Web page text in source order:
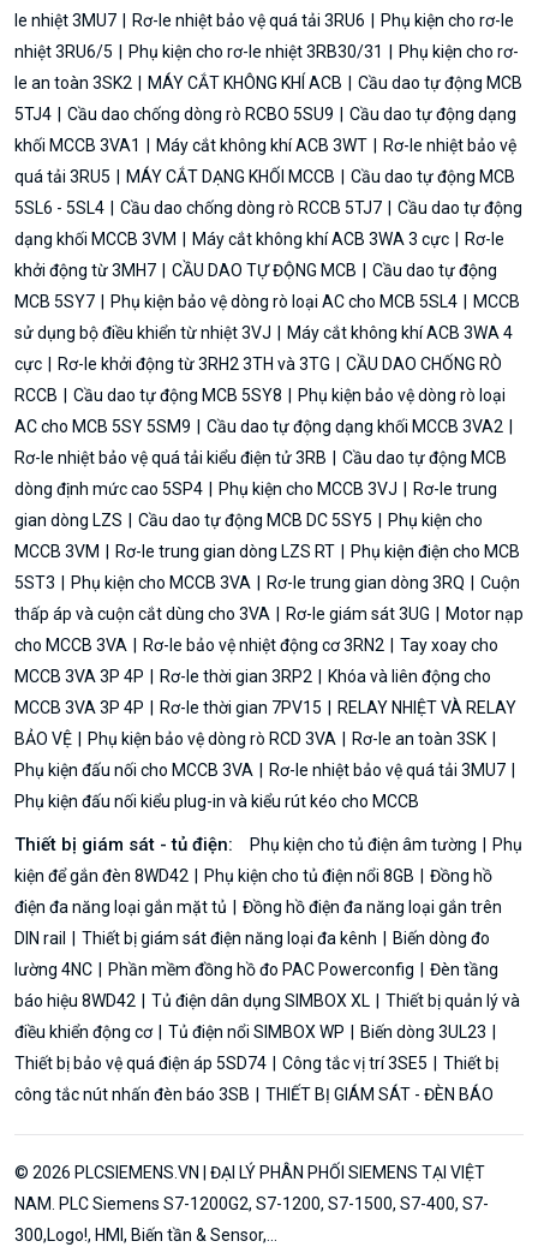
le nhiệt 3MU7
Rơ-le nhiệt bảo vệ quá tải 3RU6
Phụ kiện cho rơ-le
nhiệt 3RU6/5
Phụ kiện cho rơ-le nhiệt 3RB30/31
Phụ kiện cho rơ-
le an toàn 3SK2
MÁY CẮT KHÔNG KHÍ ACB
Cầu dao tự động MCB
5TJ4
Cầu dao chống dòng rò RCBO 5SU9
Cầu dao tự động dạng
khối MCCB 3VA1
Máy cắt không khí ACB 3WT
Rơ-le nhiệt bảo vệ
quá tải 3RU5
MÁY CẮT DẠNG KHỐI MCCB
Cầu dao tự động MCB
5SL6 - 5SL4
Cầu dao chống dòng rò RCCB 5TJ7
Cầu dao tự động
dạng khối MCCB 3VM
Máy cắt không khí ACB 3WA 3 cực
Rơ-le
khởi động từ 3MH7
CẦU DAO TỰ ĐỘNG MCB
Cầu dao tự động
MCB 5SY7
Phụ kiện bảo vệ dòng rò loại AC cho MCB 5SL4
MCCB
sử dụng bộ điều khiển từ nhiệt 3VJ
Máy cắt không khí ACB 3WA 4
cực
Rơ-le khởi động từ 3RH2 3TH và 3TG
CẦU DAO CHỐNG RÒ
RCCB
Cầu dao tự động MCB 5SY8
Phụ kiện bảo vệ dòng rò loại
AC cho MCB 5SY 5SM9
Cầu dao tự động dạng khối MCCB 3VA2
Rơ-le nhiệt bảo vệ quá tải kiểu điện tử 3RB
Cầu dao tự động MCB
dòng định mức cao 5SP4
Phụ kiện cho MCCB 3VJ
Rơ-le trung
gian dòng LZS
Cầu dao tự động MCB DC 5SY5
Phụ kiện cho
MCCB 3VM
Rơ-le trung gian dòng LZS RT
Phụ kiện điện cho MCB
5ST3
Phụ kiện cho MCCB 3VA Rơ-le trung gian dòng 3RQ
Cuộn
thấp áp và cuộn cắt dùng cho 3VA
Rơ-le giám sát 3UG
Motor nạp
cho MCCB 3VA
Rơ-le bảo vệ nhiệt động cơ 3RN2
Tay xoay cho
MCCB 3VA 3P 4P
Rơ-le thời gian 3RP2
Khóa và liên động cho
MCCB 3VA 3P 4P
Rơ-le thời gian 7PV15
RELAY NHIỆT VÀ RELAY
BẢO VỆ
Phụ kiện bảo vệ dòng rò RCD 3VA
Rơ-le an toàn 3SK
Phụ kiện đấu nối cho MCCB 3VA
Rơ-le nhiệt bảo vệ quá tải 3MU7
Phụ kiện đấu nối kiểu plug-in và kiểu rút kéo cho MCCB
Thiết bị giám sát - tủ điện: Phụ kiện cho tủ điện âm tường
Phụ
kiện để gắn đèn 8WD42
Phụ kiện cho tủ điện nổi 8GB
Đồng hồ
điện đa năng loại gắn mặt tủ
Đồng hồ điện đa năng loại gắn trên
DIN rail
Thiết bị giám sát điện năng loại đa kênh
Biến dòng đo
lường 4NC
Phần mềm đồng hồ đo PAC Powerconfig
Đèn tầng
báo hiệu 8WD42
Tủ điện dân dụng SIMBOX XL
Thiết bị quản lý và
điều khiển động cơ
Tủ điện nổi SIMBOX WP
Biến dòng 3UL23
Thiết bị bảo vệ quá điện áp 5SD74
Công tắc vị trí 3SE5
Thiết bị
công tắc nút nhấn đèn báo 3SB
THIẾT BỊ GIÁM SÁT - ĐÈN BÁO
© 2026 PLCSIEMENS.VN | ĐẠI LÝ PHÂN PHỐI SIEMENS TẠI VIỆT
NAM. PLC Siemens S7-1200G2, S7-1200, S7-1500, S7-400, S7-
300,Logo!, HMI, Biến tần & Sensor,...